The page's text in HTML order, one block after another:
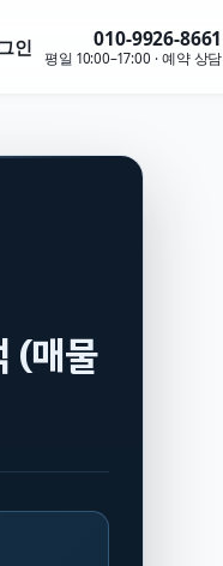
인 010-9926-8661
평일 10:00–17:00 · 예약 상담
(매물